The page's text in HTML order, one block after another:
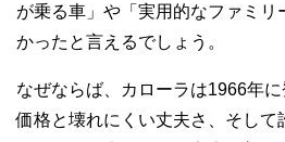
が乗る車」や「実用的なファミリ
かったと言えるでしょう。
なぜならば、カローラは1966年
価格と壊れにくい丈夫さ、そして